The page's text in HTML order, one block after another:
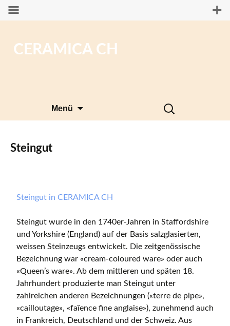
CERAMICA CH
Menü
Suchen
nach:
Steingut
Steingut in CERAMICA CH
Steingut wurde in den 1740er-Jahren in Staffordshire
und Yorkshire (England) auf der Basis salzglasierten,
weissen Steinzeugs entwickelt. Die zeitgenössische
Bezeichnung war «cream-coloured ware» oder auch
«Queen’s ware». Ab dem mittleren und späten 18.
Jahrhundert produzierte man Steingut unter
zahlreichen anderen Bezeichnungen («terre de pipe»,
«cailloutage», «faïence fine anglaise»), zunehmend auch
in Frankreich, Deutschland und der Schweiz. Aus